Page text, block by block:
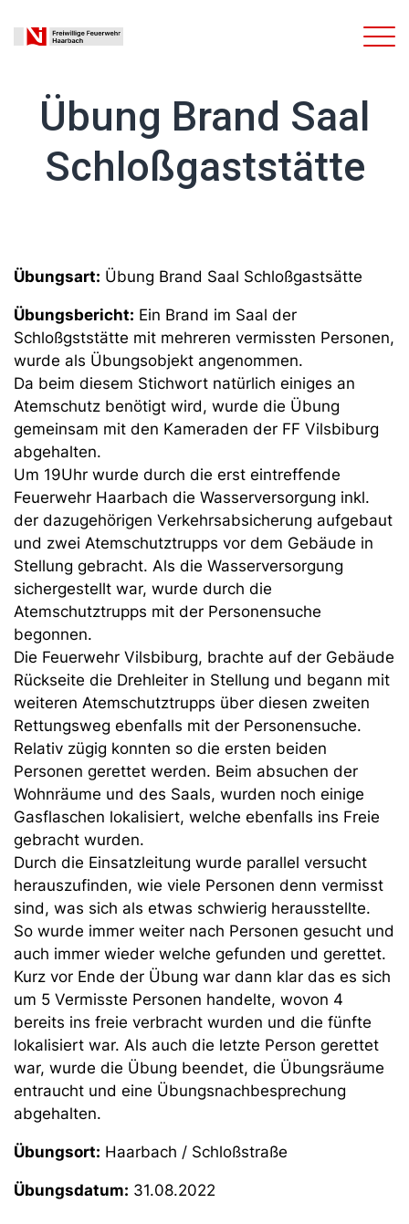
Übung Brand Saal
Schloßgaststätte
Übungsart: Übung Brand Saal Schloßgastsätte
Übungsbericht: Ein Brand im Saal der
Schloßgststätte mit mehreren vermissten Personen,
wurde als Übungsobjekt angenommen.
Da beim diesem Stichwort natürlich einiges an
Atemschutz benötigt wird, wurde die Übung
gemeinsam mit den Kameraden der FF Vilsbiburg
abgehalten.
Um 19Uhr wurde durch die erst eintreffende
Feuerwehr Haarbach die Wasserversorgung inkl.
der dazugehörigen Verkehrsabsicherung aufgebaut
und zwei Atemschutztrupps vor dem Gebäude in
Stellung gebracht. Als die Wasserversorgung
sichergestellt war, wurde durch die
Atemschutztrupps mit der Personensuche
begonnen.
Die Feuerwehr Vilsbiburg, brachte auf der Gebäude
Rückseite die Drehleiter in Stellung und begann mit
weiteren Atemschutztrupps über diesen zweiten
Rettungsweg ebenfalls mit der Personensuche.
Relativ zügig konnten so die ersten beiden
Personen gerettet werden. Beim absuchen der
Wohnräume und des Saals, wurden noch einige
Gasflaschen lokalisiert, welche ebenfalls ins Freie
gebracht wurden.
Durch die Einsatzleitung wurde parallel versucht
herauszufinden, wie viele Personen denn vermisst
sind, was sich als etwas schwierig herausstellte.
So wurde immer weiter nach Personen gesucht und
auch immer wieder welche gefunden und gerettet.
Kurz vor Ende der Übung war dann klar das es sich
um 5 Vermisste Personen handelte, wovon 4
bereits ins freie verbracht wurden und die fünfte
lokalisiert war. Als auch die letzte Person gerettet
war, wurde die Übung beendet, die Übungsräume
entraucht und eine Übungsnachbesprechung
abgehalten.
Übungsort: Haarbach / Schloßstraße
Übungsdatum: 31.08.2022